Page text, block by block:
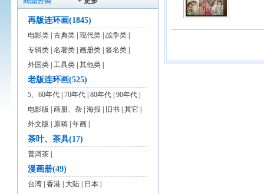
再版连环画(1845)
电影类 古典类 现代类 战争类
专辑类 名著类 画册类 签名类
外国类 工具类 其他类
老版连环画(525)
5、60年代 70年代 80年代 90年代
电影版
画册、杂 海报 旧书 其它
外文版
原稿 年画
茶叶、茶具(17)
普洱茶
漫画册(49)
台湾 香港 大陆 日本